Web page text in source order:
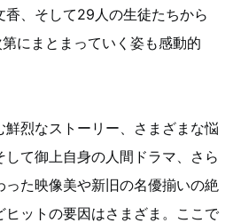
香、そして29人の生徒たちから
にまとまっていく姿も感動的
烈なストーリー、さまざまな悩
て御上自身の人間ドラマ、さら
った映像美や新旧の名優揃いの絶
ットの要因はさまざま。ここで